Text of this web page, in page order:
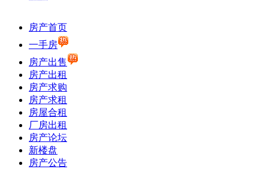
房产首页
一手房
房产出售
房产出租
房产求购
房产求租
房屋合租
厂房出租
房产论坛
新楼盘
房产公告